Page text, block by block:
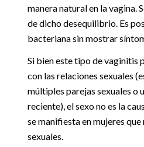
manera natural en la vagina.
de dicho desequilibrio. Es
bacteriana sin mostrar
Si bien este tipo de vaginitis
con las relaciones sexuales
múltiples parejas sexuales o
reciente), el sexo no es la
se manifiesta en mujeres
sexuales.